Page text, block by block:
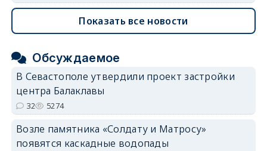
Показать все новости
Обсуждаемое
В Севастополе утвердили проект застройки
центра Балаклавы
32 5274
Возле памятника «Солдату и Матросу»
появятся каскадные водопады